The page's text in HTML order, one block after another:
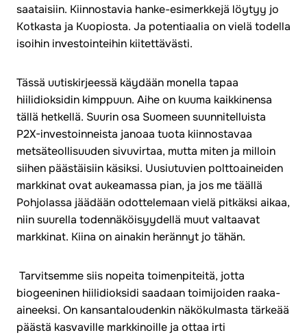
saataisiin. Kiinnostavia hanke-esimerkkejä löytyy jo
Kotkasta ja Kuopiosta. Ja potentiaalia on vielä todella
isoihin investointeihin kiitettävästi.
Tässä uutiskirjeessä käydään monella tapaa
hiilidioksidin kimppuun. Aihe on kuuma kaikkinensa
tällä hetkellä. Suurin osa Suomeen suunnitelluista
P2X-investoinneista janoaa tuota kiinnostavaa
metsäteollisuuden sivuvirtaa, mutta miten ja milloin
siihen päästäisiin käsiksi. Uusiutuvien polttoaineiden
markkinat ovat aukeamassa pian, ja jos me täällä
Pohjolassa jäädään odottelemaan vielä pitkäksi aikaa,
niin suurella todennäköisyydellä muut valtaavat
markkinat. Kiina on ainakin herännyt jo tähän.
Tarvitsemme siis nopeita toimenpiteitä, jotta
biogeeninen hiilidioksidi saadaan toimijoiden raaka-
aineeksi. On kansantaloudenkin näkökulmasta tärkeää
päästä kasvaville markkinoille ja ottaa irti